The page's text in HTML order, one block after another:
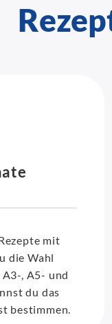
mit
die Wahl
, A5- und
du das
bestimmen.